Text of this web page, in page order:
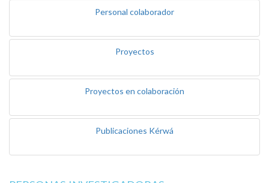
Personal colaborador
Proyectos
Proyectos en colaboración
Publicaciones Kérwá